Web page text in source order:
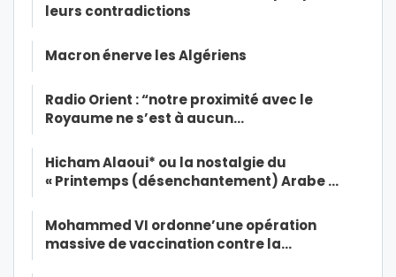
leurs contradictions
Macron énerve les Algériens
Radio Orient : “notre proximité avec le
Royaume ne s’est à aucun…
Hicham Alaoui* ou la nostalgie du
« Printemps (désenchantement) Arabe …
Mohammed VI ordonne’une opération
massive de vaccination contre la…